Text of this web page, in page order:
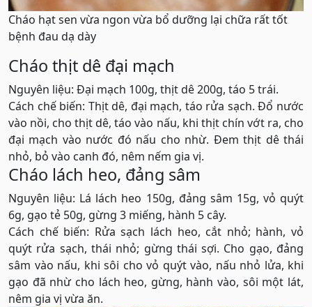
Cháo hạt sen vừa ngon vừa bổ dưỡng lại chữa rất tốt
bệnh đau dạ dày
Cháo thịt dê đại mạch
Nguyên liệu: Đại mạch 100g, thịt dê 200g, táo 5 trái.
Cách chế biến: Thịt dê, đại mạch, táo rửa sạch. Đổ nước
vào nồi, cho thịt dê, táo vào nấu, khi thịt chín vớt ra, cho
đại mạch vào nước đó nấu cho nhừ. Đem thịt dê thái
nhỏ, bỏ vào canh đó, nêm nếm gia vị.
Cháo lách heo, đảng sâm
Nguyên liệu: Lá lách heo 150g, đảng sâm 15g, vỏ quýt
6g, gạo tẻ 50g, gừng 3 miếng, hành 5 cây.
Cách chế biến: Rửa sạch lách heo, cắt nhỏ; hành, vỏ
quýt rửa sạch, thái nhỏ; gừng thái sợi. Cho gạo, đảng
sâm vào nấu, khi sôi cho vỏ quýt vào, nấu nhỏ lửa, khi
gạo đã nhừ cho lách heo, gừng, hành vào, sôi một lát,
nêm gia vị vừa ăn.